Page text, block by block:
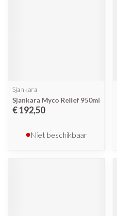
Sjankara
Sjankara Myco Relief 950ml
€ 192,50
Niet beschikbaar